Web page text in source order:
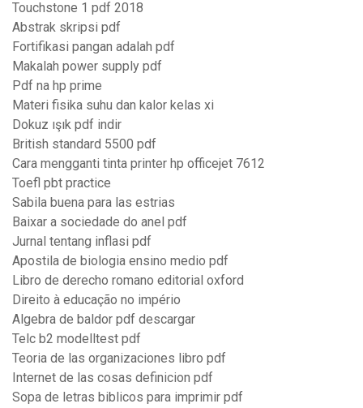
Touchstone 1 pdf 2018
Abstrak skripsi pdf
Fortifikasi pangan adalah pdf
Makalah power supply pdf
Pdf na hp prime
Materi fisika suhu dan kalor kelas xi
Dokuz ışık pdf indir
British standard 5500 pdf
Cara mengganti tinta printer hp officejet 7612
Toefl pbt practice
Sabila buena para las estrias
Baixar a sociedade do anel pdf
Jurnal tentang inflasi pdf
Apostila de biologia ensino medio pdf
Libro de derecho romano editorial oxford
Direito à educação no império
Algebra de baldor pdf descargar
Telc b2 modelltest pdf
Teoria de las organizaciones libro pdf
Internet de las cosas definicion pdf
Sopa de letras biblicos para imprimir pdf